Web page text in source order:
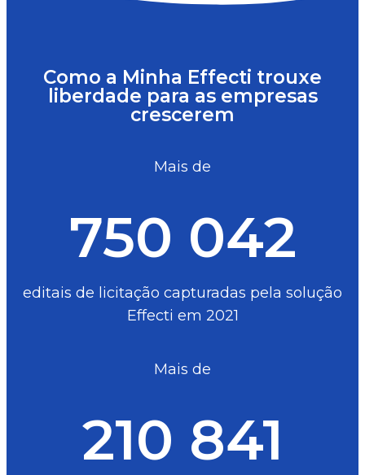
Como a Minha Effecti trouxe
liberdade para as empresas
crescerem
Mais de
750 042
editais de licitação capturadas pela solução
Effecti em 2021
Mais de
210 841